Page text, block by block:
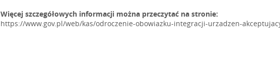
Więcej szczegółowych informacji można przeczytać na stronie:
https://www.gov.pl/web/kas/odroczenie-obowiazku-integracji-urzadzen-